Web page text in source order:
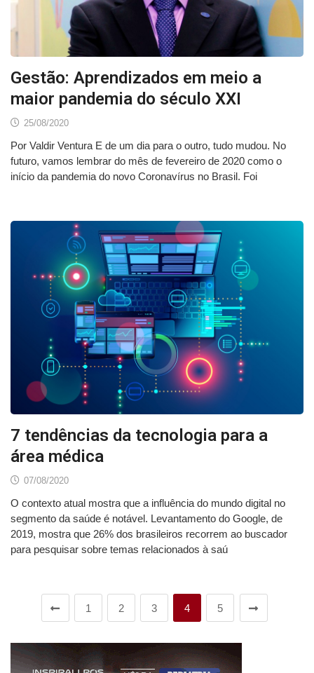
Gestão: Aprendizados em meio a
maior pandemia do século XXI
25/08/2020
Por Valdir Ventura E de um dia para o outro, tudo mudou. No
futuro, vamos lembrar do mês de fevereiro de 2020 como o
início da pandemia do novo Coronavírus no Brasil. Foi
7 tendências da tecnologia para a
área médica
07/08/2020
O contexto atual mostra que a influência do mundo digital no
segmento da saúde é notável. Levantamento do Google, de
2019, mostra que 26% dos brasileiros recorrem ao buscador
para pesquisar sobre temas relacionados à saú
1 2 3 4 5